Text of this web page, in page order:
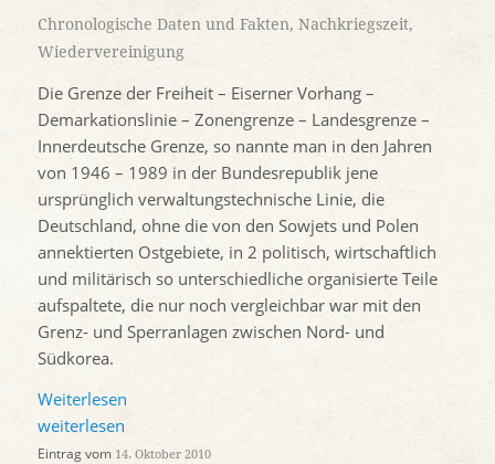
Chronologische Daten und Fakten, Nachkriegszeit,
Wiedervereinigung
Die Grenze der Freiheit – Eiserner Vorhang –
Demarkationslinie – Zonengrenze – Landesgrenze –
Innerdeutsche Grenze, so nannte man in den Jahren
von 1946 – 1989 in der Bundesrepublik jene
ursprünglich verwaltungstechnische Linie, die
Deutschland, ohne die von den Sowjets und Polen
annektierten Ostgebiete, in 2 politisch, wirtschaftlich
und militärisch so unterschiedliche organisierte Teile
aufspaltete, die nur noch vergleichbar war mit den
Grenz- und Sperranlagen zwischen Nord- und
Südkorea.
Weiterlesen
weiterlesen
Eintrag vom 14. Oktober 2010